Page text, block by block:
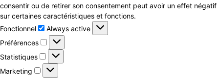
consentir ou de retirer son consentement peut avoir un effet négatif
sur certaines caractéristiques et fonctions.
Fonctionnel
Fonctionnel
Always active
Préférences
Préférences
Statistiques
Statistiques
Marketing
Marketing